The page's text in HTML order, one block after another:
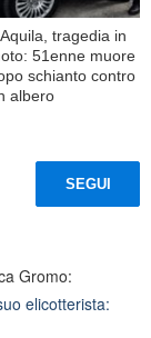
tragedia in
51enne muore
schianto contro
albero
SEGUI
Gromo:
elicotterista: